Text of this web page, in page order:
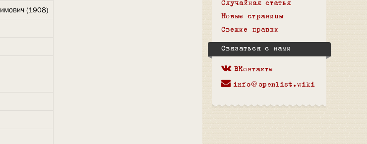
(1908)
Случайная статья
Новые страницы
Свежие правки
Связаться с нами
ВКонтакте
info@openlist.wiki